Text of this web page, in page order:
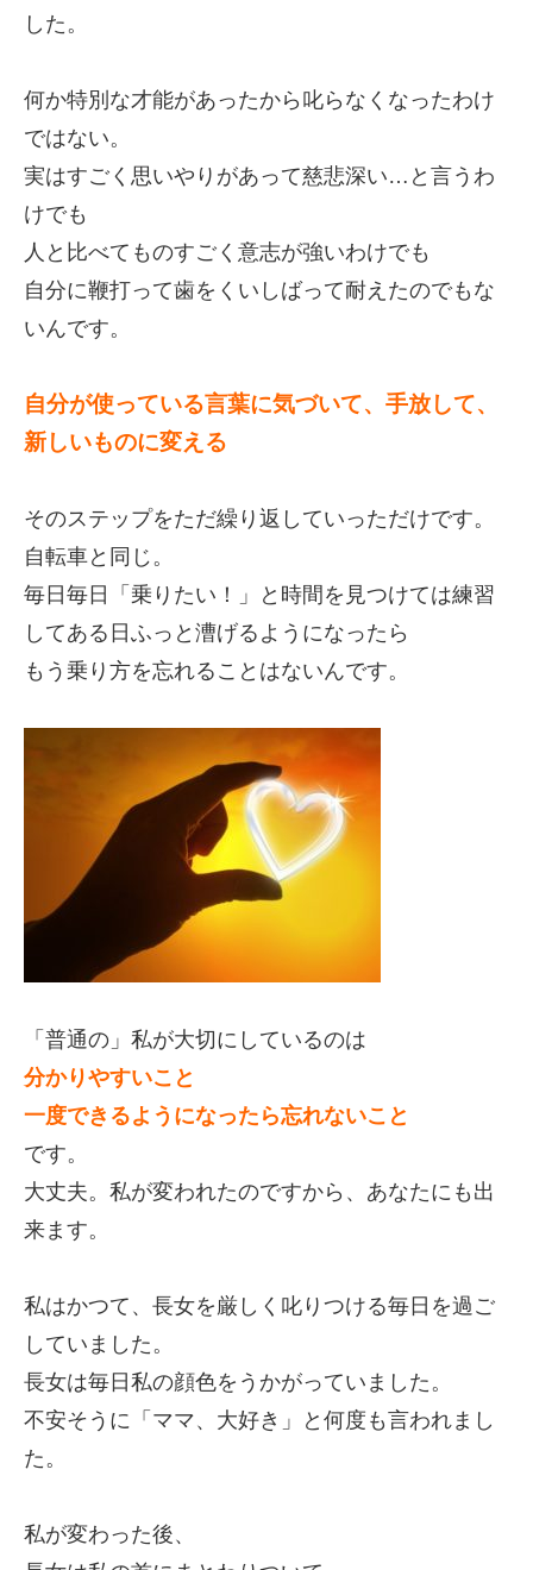
した。
何か特別な才能があったから叱らなくなったわけ
ではない。
実はすごく思いやりがあって慈悲深い…と言うわ
けでも
人と比べてものすごく意志が強いわけでも
自分に鞭打って歯をくいしばって耐えたのでもな
いんです。
自分が使っている言葉に気づいて、手放して、
新しいものに変える
そのステップをただ繰り返していっただけです。
自転車と同じ。
毎日毎日「乗りたい！」と時間を見つけては練習
してある日ふっと漕げるようになったら
もう乗り方を忘れることはないんです。
「普通の」私が大切にしているのは
分かりやすいこと
一度できるようになったら忘れないこと
です。
大丈夫。私が変われたのですから、あなたにも出
来ます。
私はかつて、長女を厳しく叱りつける毎日を過ご
していました。
長女は毎日私の顔色をうかがっていました。
不安そうに「ママ、大好き」と何度も言われまし
た。
私が変わった後、